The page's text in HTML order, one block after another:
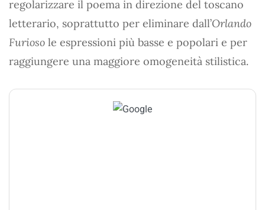
regolarizzare il poema in direzione del toscano
letterario, soprattutto per eliminare dall’Orlando
Furioso le espressioni più basse e popolari e per
raggiungere una maggiore omogeneità stilistica.